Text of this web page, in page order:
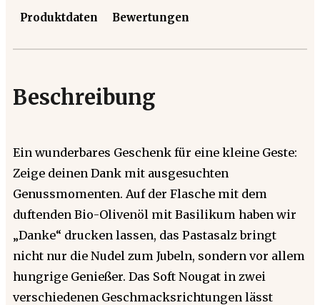
Produktdaten Bewertungen
Beschreibung
Ein wunderbares Geschenk für eine kleine Geste:
Zeige deinen Dank mit ausgesuchten
Genussmomenten. Auf der Flasche mit dem
duftenden Bio-Olivenöl mit Basilikum haben wir
„Danke“ drucken lassen, das Pastasalz bringt
nicht nur die Nudel zum Jubeln, sondern vor allem
hungrige Genießer. Das Soft Nougat in zwei
verschiedenen Geschmacksrichtungen lässt